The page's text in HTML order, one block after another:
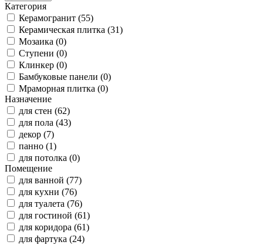
Категория
Керамогранит (55)
Керамическая плитка (31)
Мозаика (0)
Ступени (0)
Клинкер (0)
Бамбуковые панели (0)
Мраморная плитка (0)
Назначение
для стен (62)
для пола (43)
декор (7)
панно (1)
для потолка (0)
Помещение
для ванной (77)
для кухни (76)
для туалета (76)
для гостиной (61)
для коридора (61)
для фартука (24)